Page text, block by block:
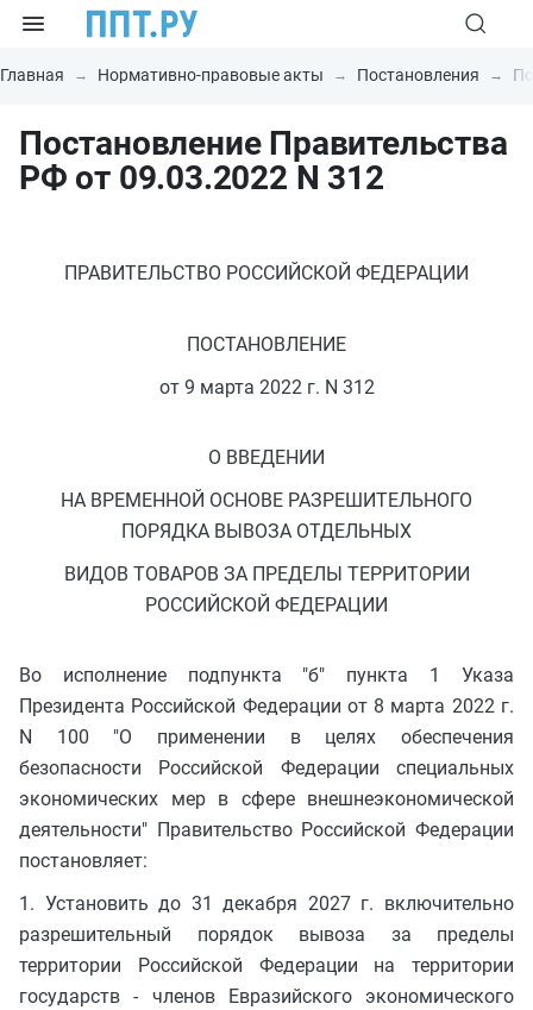
Главная Нормативно-правовые акты Постановления
Постановление Правительства
РФ от 09.03.2022 N 312
ПРАВИТЕЛЬСТВО РОССИЙСКОЙ ФЕДЕРАЦИИ
ПОСТАНОВЛЕНИЕ
от 9 марта 2022 г. N 312
О ВВЕДЕНИИ
НА ВРЕМЕННОЙ ОСНОВЕ РАЗРЕШИТЕЛЬНОГО
ПОРЯДКА ВЫВОЗА ОТДЕЛЬНЫХ
ВИДОВ ТОВАРОВ ЗА ПРЕДЕЛЫ ТЕРРИТОРИИ
РОССИЙСКОЙ ФЕДЕРАЦИИ
Во исполнение подпункта "б" пункта 1 Указа
Президента Российской Федерации от 8 марта 2022 г.
N 100 "О применении в целях обеспечения
безопасности Российской Федерации специальных
экономических мер в сфере внешнеэкономической
деятельности" Правительство Российской Федерации
постановляет:
1. Установить до 31 декабря 2027 г. включительно
разрешительный порядок вывоза за пределы
территории Российской Федерации на территории
государств - членов Евразийского экономического